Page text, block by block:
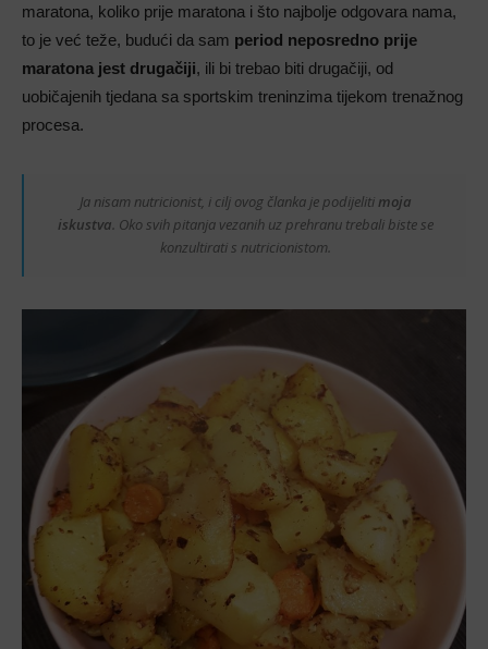
maratona, koliko prije maratona i što najbolje odgovara nama,
to je već teže, budući da sam period neposredno prije
maratona jest drugačiji, ili bi trebao biti drugačiji, od
uobičajenih tjedana sa sportskim treninzima tijekom trenažnog
procesa.
Ja nisam nutricionist, i cilj ovog članka je podijeliti moja
iskustva. Oko svih pitanja vezanih uz prehranu trebali biste se
konzultirati s nutricionistom.